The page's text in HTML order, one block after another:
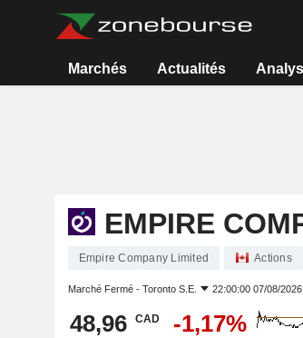
Marchés Actualités
EMPIRE
Empire Company Limited Actions
Marché Fermé - Toronto S.E. 22:00:00 07/08/2026
48,96 CAD -1,17%